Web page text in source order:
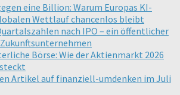
eine Billion: Warum Europas KI-
Wettlauf chancenlos bleibt
nach IPO – ein öffentlicher
Börse: Wie der Aktienmarkt 2026
Artikel auf finanziell-umdenken im Juli